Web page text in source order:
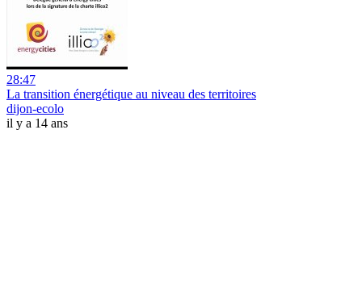
28:47
La transition énergétique au niveau des territoires
dijon-ecolo
il y a 14 ans